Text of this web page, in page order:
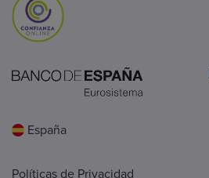
España
Políticas de Privacidad